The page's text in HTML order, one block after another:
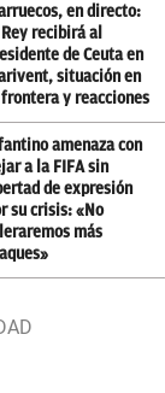
en directo:
Rey recibirá al
de Ceuta en
situación en
frontera y reacciones
amenaza con
a la FIFA sin
de expresión
su crisis: «No
más